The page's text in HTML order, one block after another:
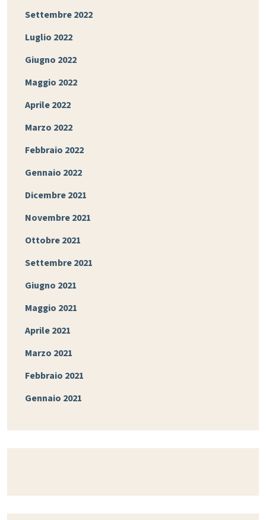
Settembre 2022
Luglio 2022
Giugno 2022
Maggio 2022
Aprile 2022
Marzo 2022
Febbraio 2022
Gennaio 2022
Dicembre 2021
Novembre 2021
Ottobre 2021
Settembre 2021
Giugno 2021
Maggio 2021
Aprile 2021
Marzo 2021
Febbraio 2021
Gennaio 2021